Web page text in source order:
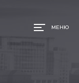
МЕНЮ